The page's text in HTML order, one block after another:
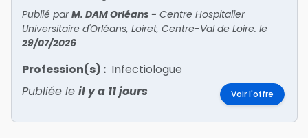
Publié parM. DAM Orléans - Centre Hospitalier
Universitaire d'Orléans, Loiret, Centre-Val de Loire. le
29/07/2026
Profession(s) : Infectiologue
Publiée le il y a 11 jours Voir l'offre